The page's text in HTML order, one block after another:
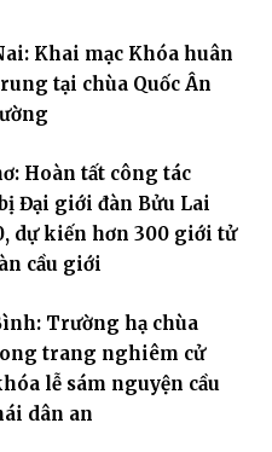
Khai mạc Khóa huân
tại chùa Quốc Ân
Hoàn tất công tác
Đại giới đàn Bửu Lai
dự kiến hơn 300 giới tử
cầu giới
Trường hạ chùa
trang nghiêm cử
lễ sám nguyện cầu
dân an